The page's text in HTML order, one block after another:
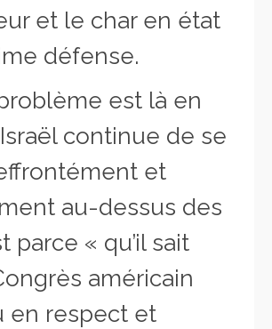
et le char en état
défense.
est là en
continue de se
et
au-dessus des
parce « qu’il sait
américain
en respect et